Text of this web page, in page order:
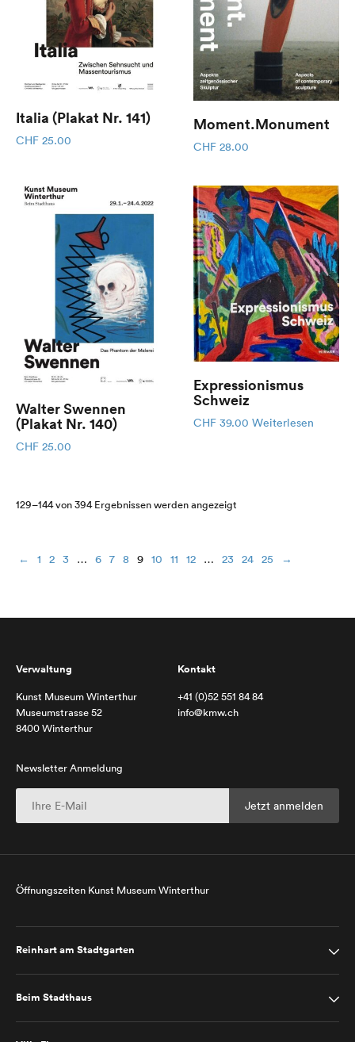
Italia (Plakat Nr. 141)
CHF 25.00
Walter Swennen
(Plakat Nr. 140)
CHF 25.00
Moment.Monument
CHF 28.00
Expressionismus
Schweiz
CHF 39.00 Weiterlesen
129–144 von 394 Ergebnissen werden angezeigt
← 1 2 3 … 6 7 8 9 10 11 12 … 23 24 25 →
Verwaltung
Kunst Museum Winterthur
Museumstrasse 52
8400 Winterthur
Kontakt
+41 (0)52 551 84 84
info@kmw.ch
Newsletter Anmeldung
Öffnungszeiten Kunst Museum Winterthur
Reinhart am Stadtgarten
Beim Stadthaus